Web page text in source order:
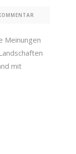
Meinungen
mit